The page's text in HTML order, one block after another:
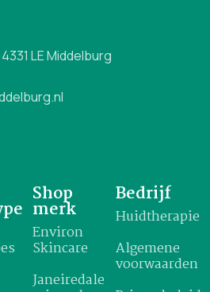
LE Middelburg
Shop
merk
Environ
Skincare
Janeiredale
Bedrijf
Huidtherapie
Algemene
voorwaarden